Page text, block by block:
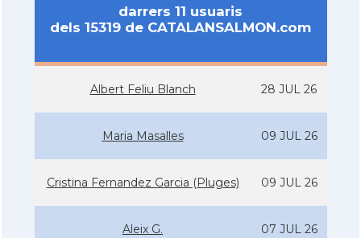
darrers 11 usuaris
dels 15319 de CATALANSALMON.com
Albert Feliu Blanch 28 JUL 26
Maria Masalles 09 JUL 26
Cristina Fernandez Garcia (Pluges) 09 JUL 26
Aleix G. 07 JUL 26